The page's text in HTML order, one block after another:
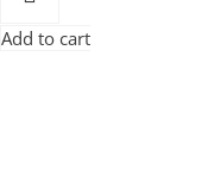
Add to cart